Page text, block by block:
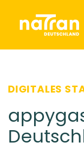
DIGITALES